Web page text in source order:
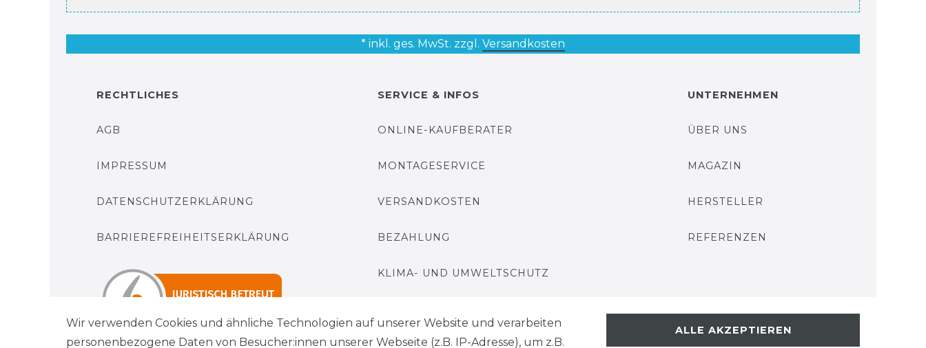
* inkl. ges. MwSt. zzgl. Versandkosten
RECHTLICHES
AGB
IMPRESSUM
DATENSCHUTZERKLÄRUNG
BARRIEREFREIHEITSERKLÄRUNG
SERVICE & INFOS
ONLINE-KAUFBERATER
MONTAGESERVICE
VERSANDKOSTEN
BEZAHLUNG
KLIMA- UND UMWELTSCHUTZ
UNTERNEHMEN
ÜBER UNS
MAGAZIN
HERSTELLER
REFERENZEN
Wir verwenden Cookies und ähnliche Technologien auf unserer Website und verarbeiten
personenbezogene Daten von Besucher:innen unserer Webseite (z.B. IP-Adresse), um z.B.
ALLE AKZEPTIEREN